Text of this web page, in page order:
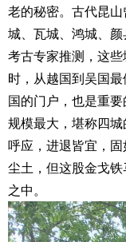
老的秘密。古代昆
城、瓦城、鸿城、颜
考古专家推测，这
时，从越国到吴国
国的门户，也是重
规模最大，堪称四
呼应，进退皆宜，
尘土，但这股金戈
之中。